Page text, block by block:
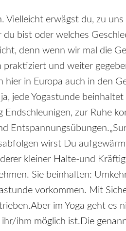
Vielleicht erwägst du, zu
bist oder welches
denn wenn wir mal die
und weiter
in Europa auch in den
jede Yogastunde
zur Ruhe
wirst Du
kleiner Halte-und
Sie beinhalten:
vorkommen. Mit
im Yoga geht es
ihm möglich ist.Die